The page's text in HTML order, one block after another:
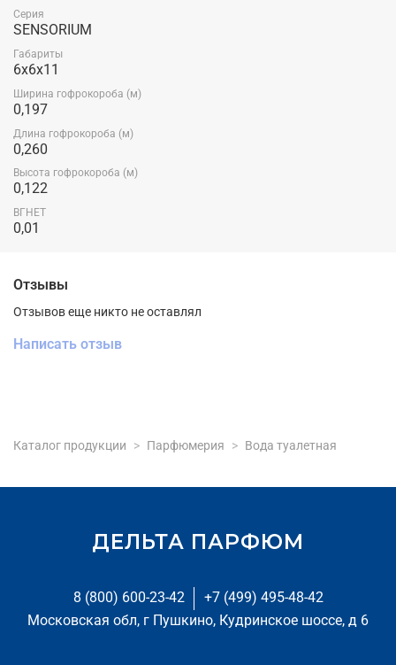
Серия
SENSORIUM
Габариты
6x6x11
Ширина гофрокороба (м)
0,197
Длина гофрокороба (м)
0,260
Высота гофрокороба (м)
0,122
ВГНЕТ
0,01
Отзывы
Отзывов еще никто не оставлял
Написать отзыв
Каталог продукции Парфюмерия Вода туалетная
8 (800) 600-23-42
+7 (499) 495-48-42
Московская обл, г Пушкино, Кудринское шоссе, д 6
ДЕЛЬТА ПАРФЮМ